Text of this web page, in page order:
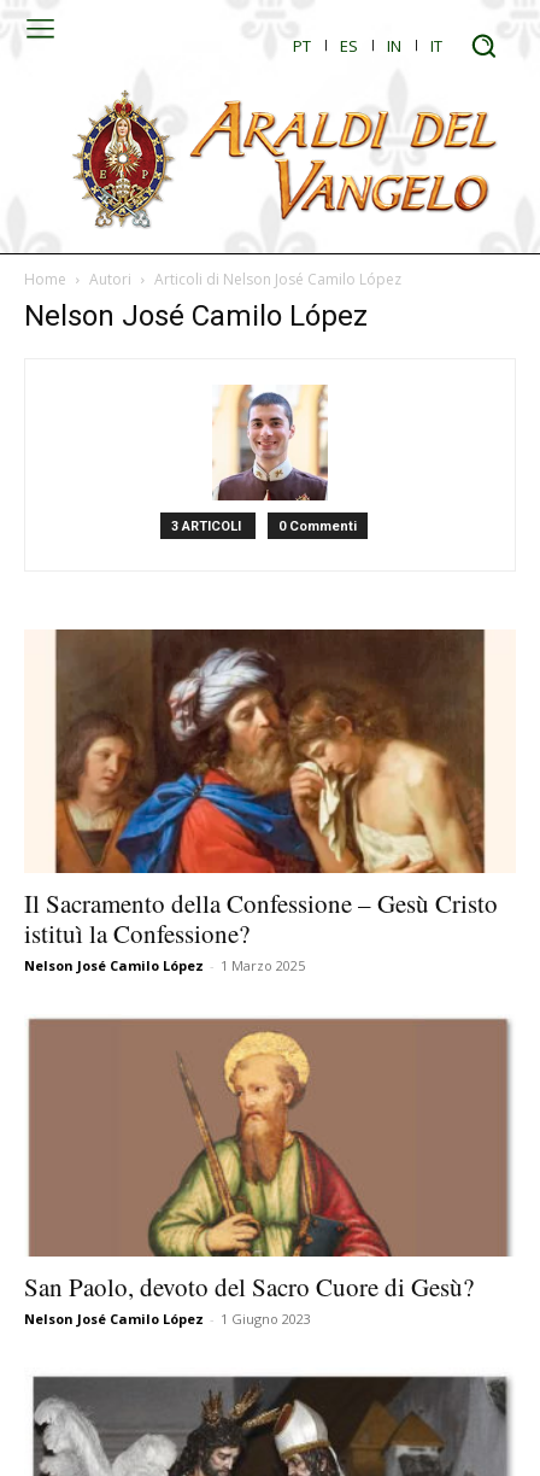
PT ES IN IT
Home Autori Articoli di Nelson José Camilo López
Nelson José Camilo López
3 ARTICOLI 0 Commenti
Il Sacramento della Confessione – Gesù Cristo
istituì la Confessione?
Nelson José Camilo López - 1 Marzo 2025
San Paolo, devoto del Sacro Cuore di Gesù?
Nelson José Camilo López - 1 Giugno 2023